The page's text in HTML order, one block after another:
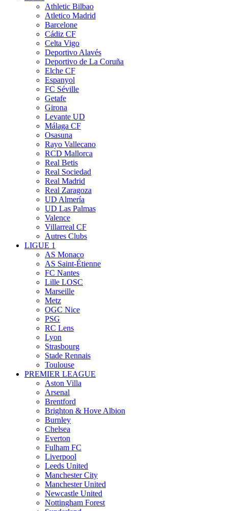
Athletic Bilbao
Atletico Madrid
Barcelone
Cádiz CF
Celta Vigo
Deportivo Alavés
Deportivo de La Coruña
Elche CF
Espanyol
FC Séville
Getafe
Girona
Levante UD
Málaga CF
Osasuna
Rayo Vallecano
RCD Mallorca
Real Betis
Real Sociedad
Real Madrid
Real Zaragoza
UD Almería
UD Las Palmas
Valence
Villarreal CF
Autres Clubs
LIGUE 1
AS Monaco
AS Saint-Étienne
FC Nantes
Lille LOSC
Marseille
Metz
OGC Nice
PSG
RC Lens
Lyon
Strasbourg
Stade Rennais
Toulouse
PREMIER LEAGUE
Aston Villa
Arsenal
Brentford
Brighton & Hove Albion
Burnley
Chelsea
Everton
Fulham FC
Liverpool
Leeds United
Manchester City
Manchester United
Newcastle United
Nottingham Forest